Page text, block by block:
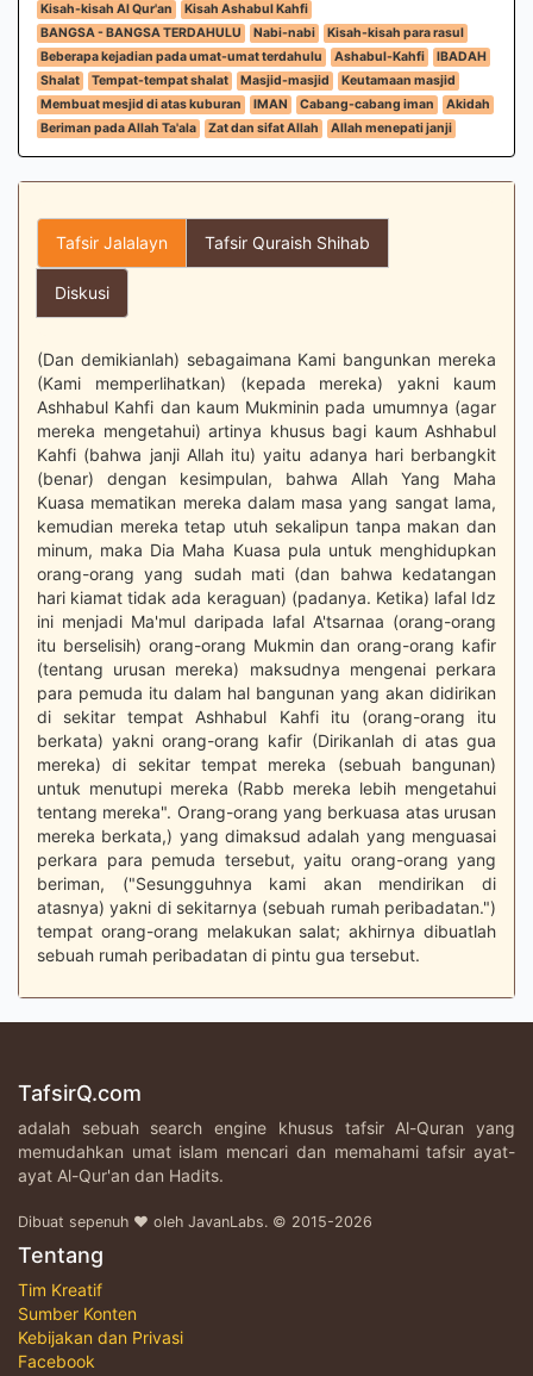
Kisah-kisah Al Qur'an
Kisah Ashabul Kahfi
BANGSA - BANGSA TERDAHULU
Nabi-nabi
Kisah-kisah para rasul
Beberapa kejadian pada umat-umat terdahulu
Ashabul-Kahfi
IBADAH
Shalat
Tempat-tempat shalat Masjid-masjid
Keutamaan masjid
Membuat mesjid di atas kuburan
IMAN Cabang-cabang iman
Akidah
Beriman pada Allah Ta'ala
Zat dan sifat Allah Allah menepati janji
Tafsir Jalalayn Tafsir Quraish Shihab
Diskusi
(Dan demikianlah) sebagaimana Kami bangunkan mereka
(Kami memperlihatkan) (kepada mereka) yakni kaum
Ashhabul Kahfi dan kaum Mukminin pada umumnya (agar
mereka mengetahui) artinya khusus bagi kaum Ashhabul
Kahfi (bahwa janji Allah itu) yaitu adanya hari berbangkit
(benar) dengan kesimpulan, bahwa Allah Yang Maha
Kuasa mematikan mereka dalam masa yang sangat lama,
kemudian mereka tetap utuh sekalipun tanpa makan dan
minum, maka Dia Maha Kuasa pula untuk menghidupkan
orang-orang yang sudah mati (dan bahwa kedatangan
hari kiamat tidak ada keraguan) (padanya. Ketika) lafal Idz
ini menjadi Ma'mul daripada lafal A'tsarnaa (orang-orang
itu berselisih) orang-orang Mukmin dan orang-orang kafir
(tentang urusan mereka) maksudnya mengenai perkara
para pemuda itu dalam hal bangunan yang akan didirikan
di sekitar tempat Ashhabul Kahfi itu (orang-orang itu
berkata) yakni orang-orang kafir (Dirikanlah di atas gua
mereka) di sekitar tempat mereka (sebuah bangunan)
untuk menutupi mereka (Rabb mereka lebih mengetahui
tentang mereka". Orang-orang yang berkuasa atas urusan
mereka berkata,) yang dimaksud adalah yang menguasai
perkara para pemuda tersebut, yaitu orang-orang yang
beriman, ("Sesungguhnya kami akan mendirikan di
atasnya) yakni di sekitarnya (sebuah rumah peribadatan.")
tempat orang-orang melakukan salat; akhirnya dibuatlah
sebuah rumah peribadatan di pintu gua tersebut.
TafsirQ.com
adalah sebuah search engine khusus tafsir Al-Quran yang
memudahkan umat islam mencari dan memahami tafsir ayat-
ayat Al-Qur'an dan Hadits.
Dibuat sepenuh ♥ oleh JavanLabs. © 2015-2026
Tentang
Tim Kreatif
Sumber Konten
Kebijakan dan Privasi
Facebook